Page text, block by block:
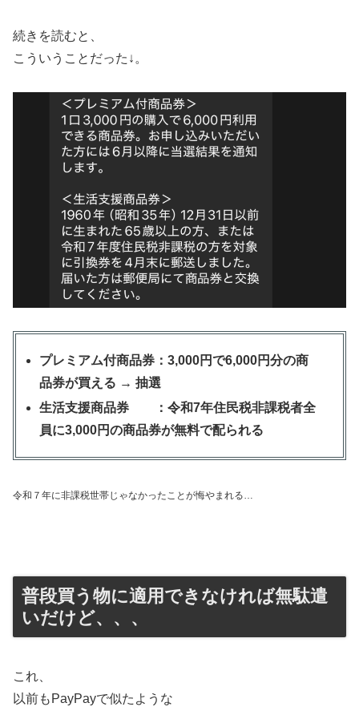
続きを読むと、
こういうことだった↓。
プレミアム付商品券：3,000円で6,000円分の商
品券が買える → 抽選
生活支援商品券 ：令和7年住民税非課税者全
員に3,000円の商品券が無料で配られる
令和７年に非課税世帯じゃなかったことが悔やまれる…
普段買う物に適用できなければ無駄遣
いだけど、、、
これ、
以前もPayPayで似たような